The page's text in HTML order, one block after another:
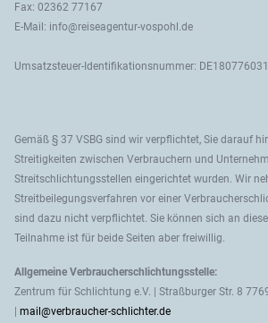
Fax: 02362 77167
E-Mail: info@reiseagentur-vospohl.de
Umsatzsteuer-Identifikationsnummer: DE180776031
Gemäß § 37 VSBG sind wir verpflichtet, Sie darauf
Streitigkeiten zwischen Verbrauchern und
Streitschlichtungsstellen eingerichtet wurden. Wir
Streitbeilegungsverfahren vor einer
sind dazu nicht verpflichtet. Sie können sich an
Teilnahme ist für beide Seiten aber freiwillig.
Allgemeine Verbraucherschlichtungsstelle:
Zentrum für Schlichtung e.V. | Straßburger Str. 8
| mail@verbraucher-schlichter.de